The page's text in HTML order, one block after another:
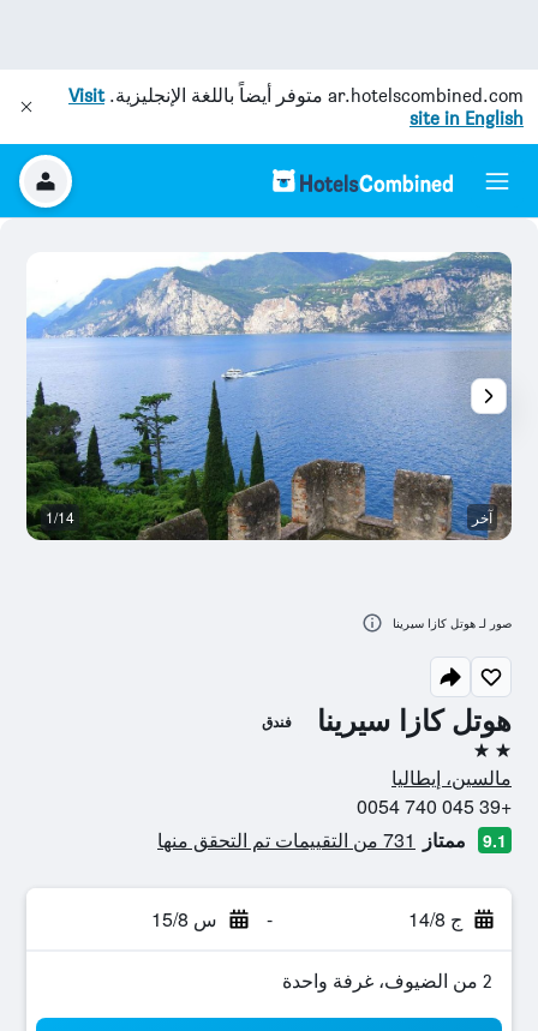
ar.hotelscombined.com متوفر أيضاً باللغة الإنجليزية.Visit
site in English
هوتل كازا سيرينا فندق
2 نجمتين
مالسين، إيطاليا
+39 045 740 0054
9.1 ممتاز 731 من التقييمات تم التحقق منها
ج 14/8 - س 15/8
2 من الضيوف، غرفة واحدة
آخر 1/14
صور لـ هوتل كازا سيرينا